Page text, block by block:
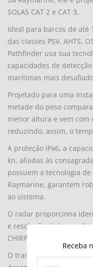
Receba
SOLAS CAT 2 e CAT 3.
Ideal para barcos de
das classes PSV, AHTS,
Pathfinder usa sua
capacidades de
marítimas mais
Projetado para uma
metade do peso
menor altura e vem com
reduzindo, assim, o
A proteção IPx6, a
kn, aliadas às
possuem a tecnologia
Raymarine, garantem
ao sistema.
O radar proporciona
e resolução de longo
CHIRP.
O transmissor de